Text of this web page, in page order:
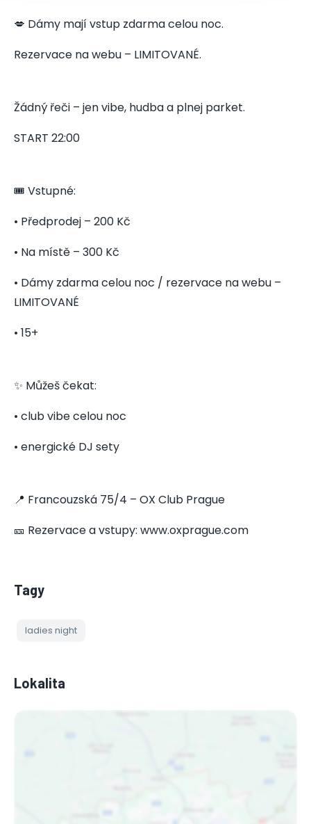
💋 Dámy mají vstup zdarma celou noc.
Rezervace na webu – LIMITOVANÉ.
Žádný řeči – jen vibe, hudba a plnej parket.
START 22:00
🎟️ Vstupné:
• Předprodej – 200 Kč
• Na místě – 300 Kč
• Dámy zdarma celou noc / rezervace na webu –
LIMITOVANÉ
• 15+
✨ Můžeš čekat:
• club vibe celou noc
• energické DJ sety
📍 Francouzská 75/4 – OX Club Prague
🎫 Rezervace a vstupy: www.oxprague.com
Tagy
ladies night
Lokalita